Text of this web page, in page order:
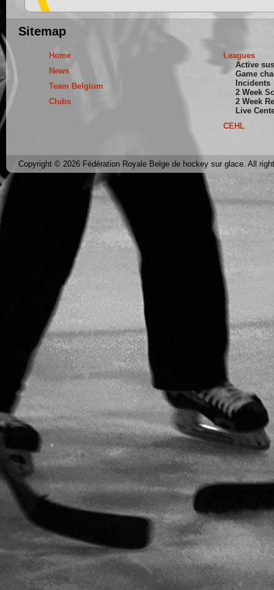
Sitemap
Home
News
Team Belgium
Clubs
Leagues
Active
Game
Incidents
2 Week
2 Week
Live
CEHL
Copyright © 2026 Fédération Royale Belge de hockey sur glace. All